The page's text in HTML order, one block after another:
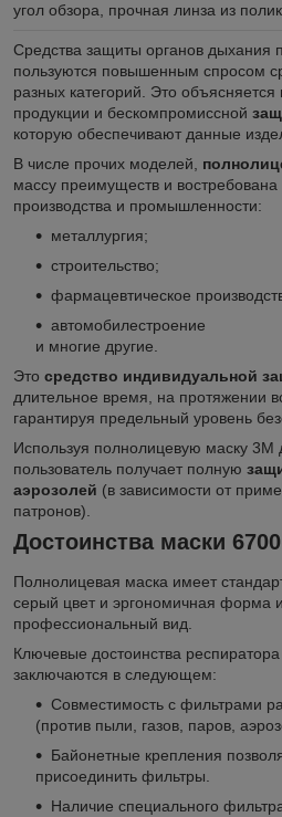
угол обзора, прочная линза из
Средства защиты органов дыхания
пользуются повышенным спросом
разных категорий. Это объясняется
продукции и бескомпромиссной
которую обеспечивают данные
В числе прочих моделей,
массу преимуществ и востребована
производства и промышленности:
металлургия;
строительство;
фармацевтическое
автомобилестроение
и многие другие.
Это средство индивидуальной
длительное время, на протяжении
гарантируя предельный уровень
Используя полнолицевую маску 3М
пользователь получает полную
аэрозолей (в зависимости от
патронов).
Достоинства маски 6700
Полнолицевая маска имеет
серый цвет и эргономичная форма
профессиональный вид.
Ключевые достоинства
заключаются в следующем:
Совместимость с фильтрами
(против пыли, газов, паров,
Байонетные крепления
присоединить фильтры.
Наличие специального